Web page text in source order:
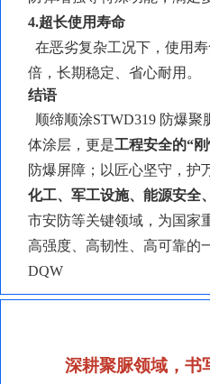
4.超长使用寿命
在恶劣复杂工况下，使用
倍，长期稳定、省心耐用。
结语
顺缔顺涂STWD319 防爆
体涂层，更是工程安全的“刚
防爆屏障；以匠心坚守，护
化工、军工设施、能源安全
市安防等关键领域，为国家
高强度、高韧性、高可靠的
DQW
深耕聚脲领域，书